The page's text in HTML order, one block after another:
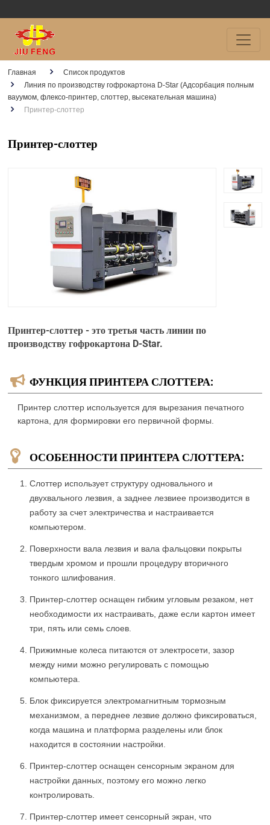
Главная
Список продуктов
Линия по производству гофрокартона D-Star (Адсорбация полным
вауумом, флексо-принтер, слоттер, высекательная машина)
Принтер-слоттер
Принтер-слоттер
Принтер-слоттер - это третья часть линии по
производству гофрокартона D-Star.
ФУНКЦИЯ ПРИНТЕРА СЛОТТЕРА:
Принтер слоттер используется для вырезания печатного
картона, для формировки его первичной формы.
ОСОБЕННОСТИ ПРИНТЕРА СЛОТТЕРА:
Слоттер использует структуру одновального и
двухвального лезвия, а заднее лезвиее производится в
работу за счет электричества и настраивается
компьютером.
Поверхности вала лезвия и вала фальцовки покрыты
твердым хромом и прошли процедуру вторичного
тонкого шлифования.
Принтер-слоттер оснащен гибким угловым резаком, нет
необходимости их настраивать, даже если картон имеет
три, пять или семь слоев.
Прижимные колеса питаются от электросети, зазор
между ними можно регулировать с помощью
компьютера.
Блок фиксируется электромагнитным тормозным
механизмом, а переднее лезвие должно фиксироваться,
когда машина и платформа разделены или блок
находится в состоянии настройки.
Принтер-слоттер оснащен сенсорным экраном для
настройки данных, поэтому его можно легко
контролировать.
Принтер-слоттер имеет сенсорный экран, что